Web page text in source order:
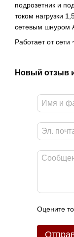
подрозетник и
током нагрузки
сетевым шнуром
Работает от
Новый отзыв
Оцените